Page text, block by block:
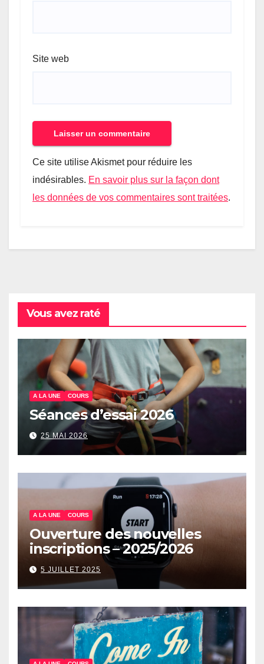
Site web
Ce site utilise Akismet pour réduire les
indésirables. En savoir plus sur la façon dont
les données de vos commentaires sont traitées.
Vous avez raté
A LA UNE COURS
Séances d’essai 2026
25 MAI 2026
A LA UNE COURS
Ouverture des nouvelles
inscriptions – 2025/2026
5 JUILLET 2025